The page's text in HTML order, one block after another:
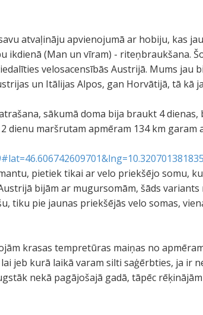
atvaļināju apvienojumā ar hobiju, kas
ikdienā (Man un vīram) - riteņbraukšana.
velosacensībās Austrijā. Mums jau
un Itālijas Alpos, gan Horvātijā, tā kā
sākumā doma bija braukt 4 dienas,
dienu maršrutam apmēram 134 km garam
pietiek tikai ar velo priekšējo somu,
bijām ar mugursomām, šāds
tiku pie jaunas priekšējās velo somas,
krasas tempretūras maiņas no
jeb kurā laikā varam silti saģērbties, ja ir
nekā pagājošajā gadā, tāpēc